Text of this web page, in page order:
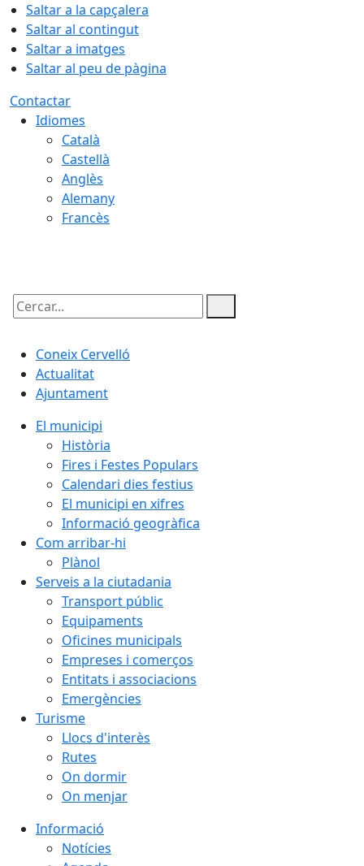
Saltar a la capçalera
Saltar al contingut
Saltar a imatges
Saltar al peu de pàgina
Contactar
Idiomes
Català
Castellà
Anglès
Alemany
Francès
Cercar:
Coneix Cervelló
Actualitat
Ajuntament
El municipi
Història
Fires i Festes Populars
Calendari dies festius
El municipi en xifres
Informació geogràfica
Com arribar-hi
Plànol
Serveis a la ciutadania
Transport públic
Equipaments
Oficines municipals
Empreses i comerços
Entitats i associacions
Emergències
Turisme
Llocs d'interès
Rutes
On dormir
On menjar
Informació
Notícies